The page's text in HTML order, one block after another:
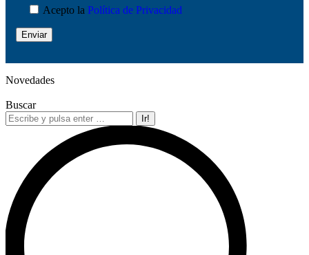
Acepto la Política de Privacidad
Novedades
Buscar
Buscar: